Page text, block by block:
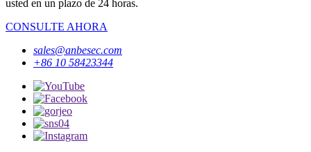
usted en un plazo de 24 horas.
CONSULTE AHORA
sales@anbesec.com
+86 10 58423344